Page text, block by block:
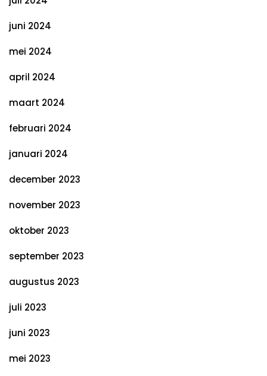
juni 2024
mei 2024
april 2024
maart 2024
februari 2024
januari 2024
december 2023
november 2023
oktober 2023
september 2023
augustus 2023
juli 2023
juni 2023
mei 2023